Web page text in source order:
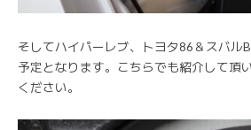
そしてハイパーレブ、トヨタ86＆スバル
予定となります。こちらでも紹介して頂
ください。